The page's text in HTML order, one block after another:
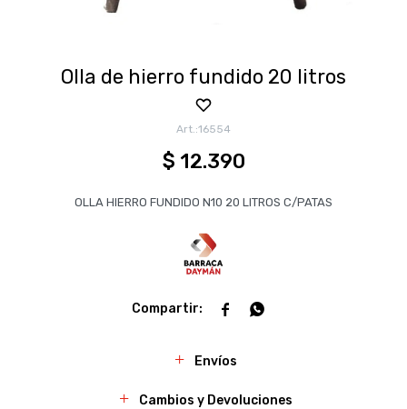
Olla de hierro fundido 20 litros
16554
$ 12.390
OLLA HIERRO FUNDIDO N10 20 LITROS C/PATAS
 
Envíos
Cambios y Devoluciones